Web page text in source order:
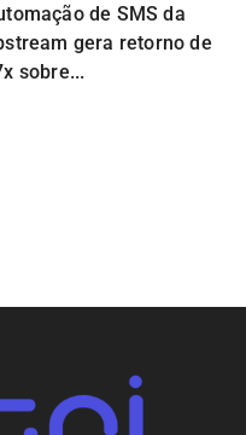
de SMS da
gera retorno de
sobre...